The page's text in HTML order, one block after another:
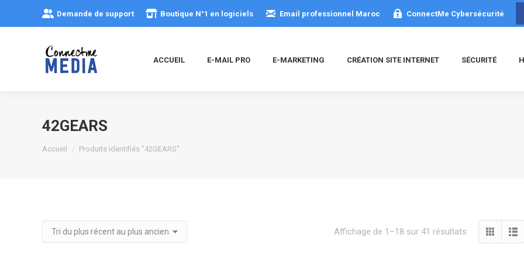
Demande de support Boutique N°1 en logiciels Email professionnel Maroc ConnectMe Cybersécurité
ACCUEIL E-MAIL PRO E-MARKETING CRÉATION SITE INTERNET SÉCURITÉ
42GEARS
Vous êtes ici :
Accueil Produits identifiés “42GEARS”
Affichage de 1–18 sur 41 résultats